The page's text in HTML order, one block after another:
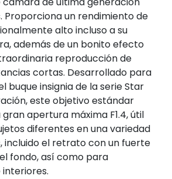
Proporciona un rendimiento de
alto incluso a su
además de un bonito efecto
reproducción de
cortas. Desarrollado para
buque insignia de la serie Star
este objetivo estándar
apertura máxima F1.4, útil
diferentes en una variedad
incluido el retrato con un fuerte
fondo, así como para